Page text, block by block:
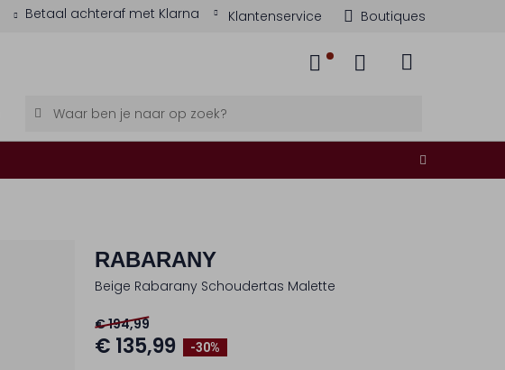
Betaal achteraf met Klarna Klantenservice Boutiques
RABARANY
Beige Rabarany Schoudertas Malette
-30%
€ 194,99
€ 135,99